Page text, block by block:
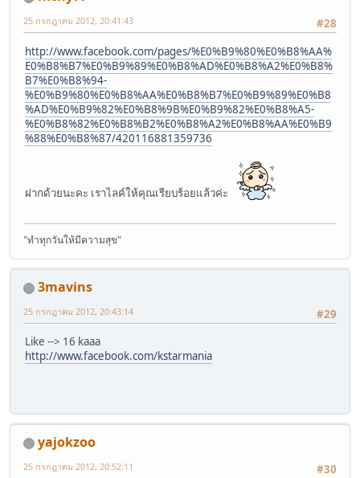
#28
25 กรกฎาคม 2012, 20:41:43
http://www.facebook.com/pages/%E0%B9%80%E0%B8%AA%
E0%B8%B7%E0%B9%89%E0%B8%AD%E0%B8%A2%E0%B8%
B7%E0%B8%94-
%E0%B9%80%E0%B8%AA%E0%B8%B7%E0%B9%89%E0%B8
%AD%E0%B9%82%E0%B8%9B%E0%B9%82%E0%B8%A5-
%E0%B8%82%E0%B8%B2%E0%B8%A2%E0%B8%AA%E0%B9
%88%E0%B8%87/420116881359736
ฝากด้วยนะคะ เราไลค์ให้คุณเรียบร้อยแล้วค่ะ
"ทำทุกวันให้มีความสุข"
3mavins
#29
25 กรกฎาคม 2012, 20:43:14
Like --> 16 kaaa
http://www.facebook.com/kstarmania
yajokzoo
#30
25 กรกฎาคม 2012, 20:52:11